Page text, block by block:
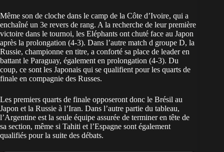
Même son de cloche dans le camp de la Côte d’Ivoire, qui a
enchaîné un 3e revers de rang. A la recherche de leur première
victoire dans le tournoi, les Eléphants ont chuté face au Japon
après la prolongation (4-3). Dans l’autre match d groupe D, la
Russie, championne en titre, a conforté sa place de leader en
battant le Paraguay, également en prolongation (4-3). Du
coup, ce sont les Japonais qui se qualifient pour les quarts de
finale en compagnie des Russes.
Les premiers quarts de finale opposeront donc le Brésil au
Japon et la Russie à l’Iran. Dans l’autre partie du tableau,
l’Argentine est la seule équipe assurée de terminer en tête de
sa section, même si Tahiti et l’Espagne sont également
qualifiés pour la suite des débats.